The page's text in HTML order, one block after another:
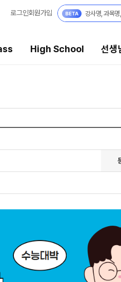
로그인회원가입
High School 선생
텐츠
텐츠 한눈에 보기
모의고사
능 적중 문항
혜택
통합회원인증
대